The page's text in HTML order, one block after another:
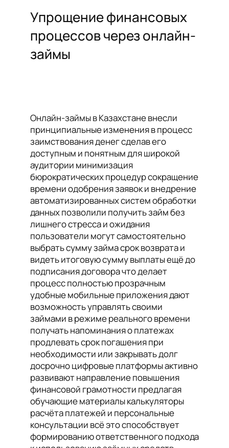
Упрощение финансовых
процессов через онлайн-
займы
Онлайн-займы в Казахстане внесли
принципиальные изменения в процесс
заимствования денег сделав его
доступным и понятным для широкой
аудитории минимизация
бюрократических процедур сокращение
времени одобрения заявок и внедрение
автоматизированных систем обработки
данных позволили получить займ без
лишнего стресса и ожидания
пользователи могут самостоятельно
выбрать сумму займа срок возврата и
видеть итоговую сумму выплаты ещё до
подписания договора что делает
процесс полностью прозрачным
удобные мобильные приложения дают
возможность управлять своими
займами в режиме реального времени
получать напоминания о платежах
продлевать срок погашения при
необходимости или закрывать долг
досрочно цифровые платформы активно
развивают направление повышения
финансовой грамотности предлагая
обучающие материалы калькуляторы
расчёта платежей и персональные
консультации всё это способствует
формированию ответственного подхода